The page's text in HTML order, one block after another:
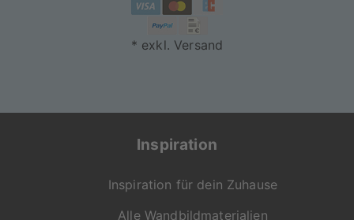
* exkl. Versand
Inspiration
Inspiration für dein Zuhause
Alle Wandbildmaterialien